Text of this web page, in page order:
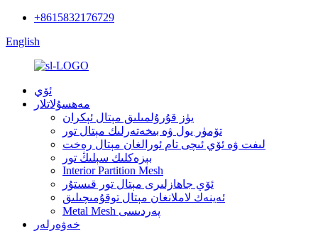
+8615832176729
English
ئۆي
مەھسۇلاتلار
يۈز قۇرۇلمىلىق مېتال ئېكران
تۆمۈر يول ۋە بىخەتەرلىك مېتال تور
لىفت ۋە ئۆي ئىچى تام ئورالغان مېتال رەخت
بېزەكلىك سېلىڭ تور
Interior Partition Mesh
ئۆي جاھازلىرى مېتال تور قىستۇر
ئەينەك لاملانغان مېتال توقۇمىچىلىق
Metal Mesh پەردىسى
خەۋەرلەر